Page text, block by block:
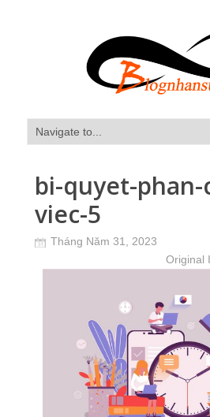
bi-quyet-phan-
viec-5
Tháng Năm 31, 2023
Original